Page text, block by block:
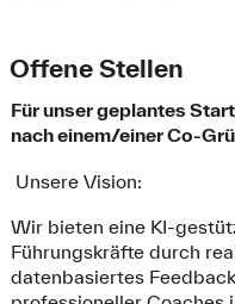
Offene Stellen
Für unser geplantes
nach einem/einer Co-
Unsere Vision:
Wir bieten eine
Führungskräfte durch
datenbasiertes